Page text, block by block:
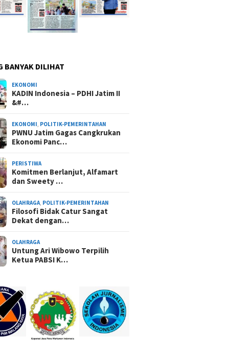
BANYAK DILIHAT
EKONOMI
KADIN Indonesia – PDHI Jatim II
&#…
EKONOMI, POLITIK-PEMERINTAHAN
PWNU Jatim Gagas Cangkrukan
Ekonomi Panc…
PERISTIWA
Komitmen Berlanjut, Alfamart
dan Sweety …
OLAHRAGA, POLITIK-PEMERINTAHAN
Filosofi Bidak Catur Sangat
Dekat dengan…
OLAHRAGA
Untung Ari Wibowo Terpilih
Ketua PABSI K…